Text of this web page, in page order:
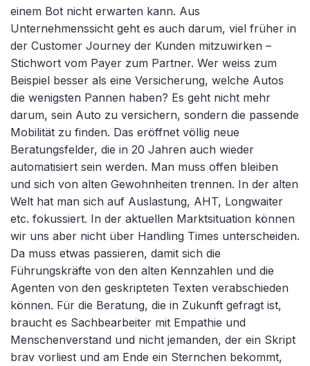
einem Bot nicht erwarten kann. Aus
Unternehmenssicht geht es auch darum, viel früher in
der Customer Journey der Kunden mitzuwirken –
Stichwort vom Payer zum Partner. Wer weiss zum
Beispiel besser als eine Versicherung, welche Autos
die wenigsten Pannen haben? Es geht nicht mehr
darum, sein Auto zu versichern, sondern die passende
Mobilität zu finden. Das eröffnet völlig neue
Beratungsfelder, die in 20 Jahren auch wieder
automatisiert sein werden. Man muss offen bleiben
und sich von alten Gewohnheiten trennen. In der alten
Welt hat man sich auf Auslastung, AHT, Longwaiter
etc. fokussiert. In der aktuellen Marktsituation können
wir uns aber nicht über Handling Times unterscheiden.
Da muss etwas passieren, damit sich die
Führungskräfte von den alten Kennzahlen und die
Agenten von den geskripteten Texten verabschieden
können. Für die Beratung, die in Zukunft gefragt ist,
braucht es Sachbearbeiter mit Empathie und
Menschenverstand und nicht jemanden, der ein Skript
brav vorliest und am Ende ein Sternchen bekommt,